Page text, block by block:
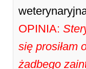
OPINIA:
się prosiłam
żadbego